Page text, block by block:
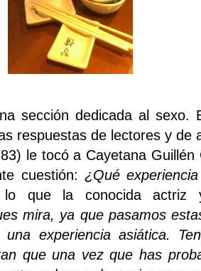
sección dedicada al sexo.
respuestas de lectores y de
le tocó a Cayetana Guillén
cuestión: ¿Qué
que la conocida actriz y
mira, ya que pasamos
experiencia asiática.
que una vez que has